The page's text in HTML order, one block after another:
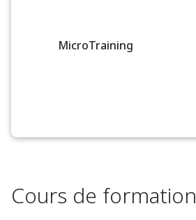
MicroTraining
Cours de formation